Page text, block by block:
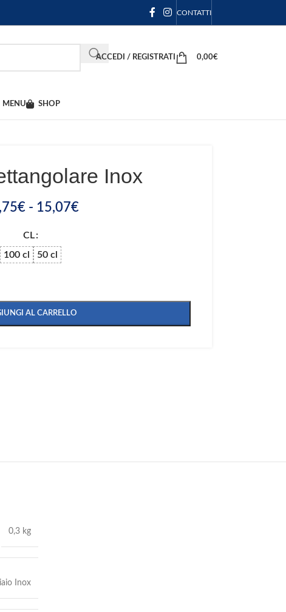
CONTATTI
ACCEDI / REGISTRATI 0,00€
MENU SHOP
Inox
€ - 15,07€
CL
100 cl
50 cl
AL CARRELLO
0,3 kg
Inox